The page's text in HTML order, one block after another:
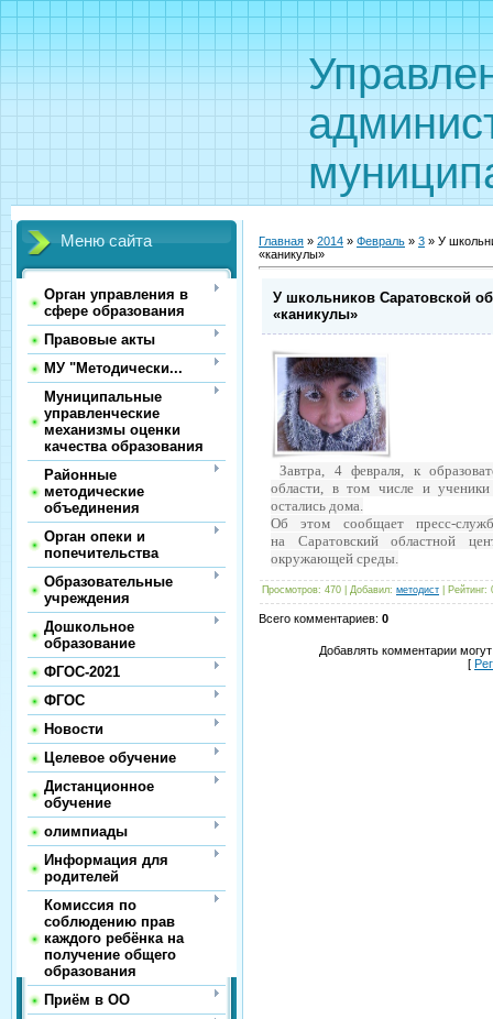
Меню сайта
Орган управления в
сфере образования
Правовые акты
МУ "Методически...
Муниципальные
управленческие
механизмы оценки
качества образования
Районные
методические
объединения
Орган опеки и
попечительства
Образовательные
учреждения
Дошкольное
образование
ФГОС-2021
ФГОС
Новости
Целевое обучение
Дистанционное
обучение
олимпиады
Информация для
родителей
Комиссия по
соблюдению прав
каждого ребёнка на
получение общего
образования
Приём в ОО
Главная » 2014 » Февраль » 3 » У
«каникулы»
У школьников Саратовской
«каникулы»
Завтра, 4 февраля, к
области, в том числе и ученики
остались дома.
Об этом сообщает пресс-
на Саратовский областной
окружающей среды.
Просмотров: 470 Добавил: методист Рейтинг:
Всего комментариев: 0
Добавлять комментарии
[